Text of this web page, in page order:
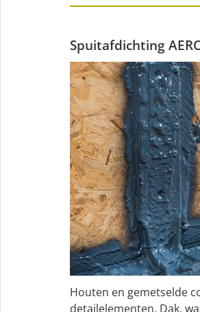
Spuitafdichting
Houten en gemetselde
detailelementen. Dak,